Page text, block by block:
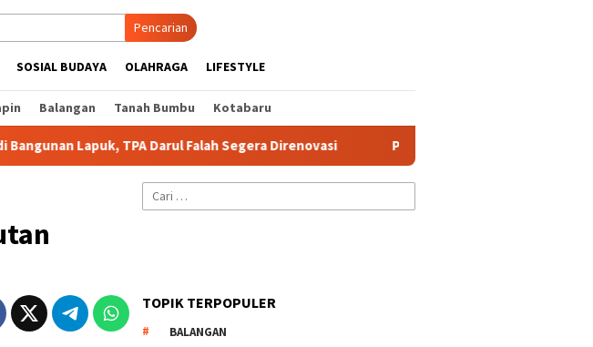
Pencarian
SOSIAL BUDAYA OLAHRAGA LIFESTYLE
Balangan Tanah Bumbu Kotabaru
Lapuk, TPA Darul Falah Segera Direnovasi PMI Banjar Gelar Latihan Gabungan
Cari
untuk:
TOPIK TERPOPULER
BALANGAN